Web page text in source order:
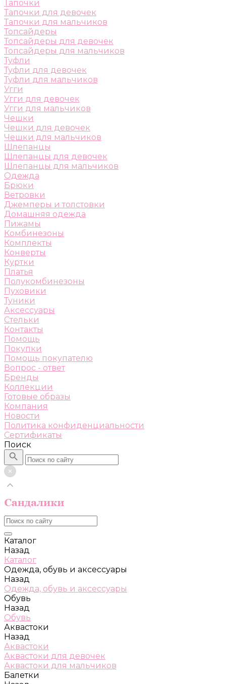
Тапочки
Тапочки для девочек
Тапочки для мальчиков
Топсайдеры
Топсайдеры для девочек
Топсайдеры для мальчиков
Туфли
Туфли для девочек
Туфли для мальчиков
Угги
Угги для девочек
Угги для мальчиков
Чешки
Чешки для девочек
Чешки для мальчиков
Шлепанцы
Шлепанцы для девочек
Шлепанцы для мальчиков
Одежда
Брюки
Ветровки
Джемперы и толстовки
Домашняя одежда
Пижамы
Комбинезоны
Комплекты
Конверты
Куртки
Платья
Полукомбинезоны
Пуховики
Туники
Аксессуары
Стельки
Контакты
Помощь
Покупки
Помощь покупателю
Вопрос - ответ
Бренды
Коллекции
Готовые образы
Компания
Новости
Политика конфиденциальности
Сертификаты
Поиск
Каталог
Назад
Каталог
Одежда, обувь и аксессуары
Назад
Одежда, обувь и аксессуары
Обувь
Назад
Обувь
Аквастоки
Назад
Аквастоки
Аквастоки для девочек
Аквастоки для мальчиков
Балетки